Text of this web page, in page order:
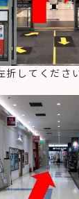
折してください